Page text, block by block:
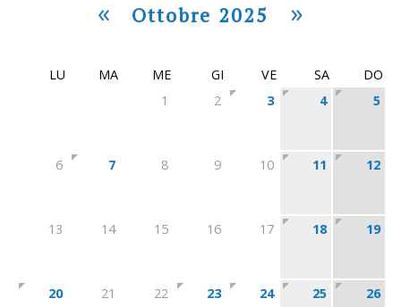
« Ottobre 2025 »
LU MA ME GI VE SA
DO
1
2 3 4 5
6 7 8 9 10 11 12
13 14 15 16 17 18 19
20 21 22 23 24 25 26